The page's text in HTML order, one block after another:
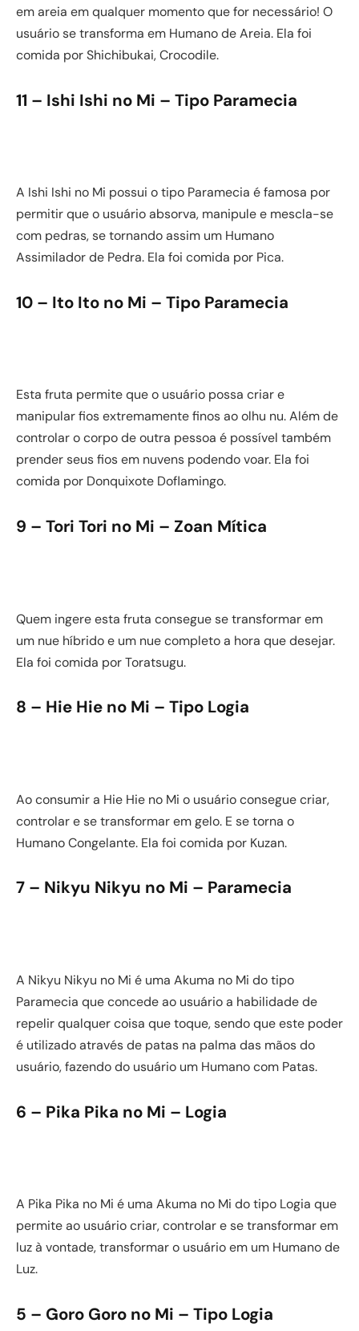
em areia em qualquer momento que for necessário! O
usuário se transforma em Humano de Areia. Ela foi
comida por Shichibukai, Crocodile.
11 – Ishi Ishi no Mi – Tipo Paramecia
A Ishi Ishi no Mi possui o tipo Paramecia é famosa por
permitir que o usuário absorva, manipule e mescla-se
com pedras, se tornando assim um Humano
Assimilador de Pedra. Ela foi comida por Pica.
10 – Ito Ito no Mi – Tipo Paramecia
Esta fruta permite que o usuário possa criar e
manipular fios extremamente finos ao olhu nu. Além de
controlar o corpo de outra pessoa é possível também
prender seus fios em nuvens podendo voar. Ela foi
comida por Donquixote Doflamingo.
9 – Tori Tori no Mi – Zoan Mítica
Quem ingere esta fruta consegue se transformar em
um nue híbrido e um nue completo a hora que desejar.
Ela foi comida por Toratsugu.
8 – Hie Hie no Mi – Tipo Logia
Ao consumir a Hie Hie no Mi o usuário consegue criar,
controlar e se transformar em gelo. E se torna o
Humano Congelante. Ela foi comida por Kuzan.
7 – Nikyu Nikyu no Mi – Paramecia
A Nikyu Nikyu no Mi é uma Akuma no Mi do tipo
Paramecia que concede ao usuário a habilidade de
repelir qualquer coisa que toque, sendo que este poder
é utilizado através de patas na palma das mãos do
usuário, fazendo do usuário um Humano com Patas.
6 – Pika Pika no Mi – Logia
A Pika Pika no Mi é uma Akuma no Mi do tipo Logia que
permite ao usuário criar, controlar e se transformar em
luz à vontade, transformar o usuário em um Humano de
Luz.
5 – Goro Goro no Mi – Tipo Logia